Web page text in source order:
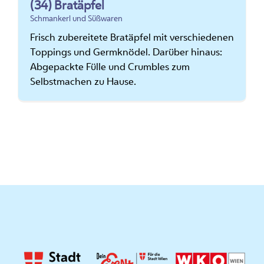
(34) Bratäpfel
Schmankerl und Süßwaren
Frisch zubereitete Bratäpfel mit verschiedenen
Toppings und Germknödel. Darüber hinaus:
Abgepackte Fülle und Crumbles zum
Selbstmachen zu Hause.